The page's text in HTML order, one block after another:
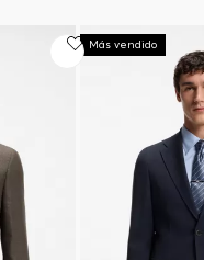
Más vendido